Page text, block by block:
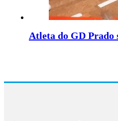
Atleta do GD Prado